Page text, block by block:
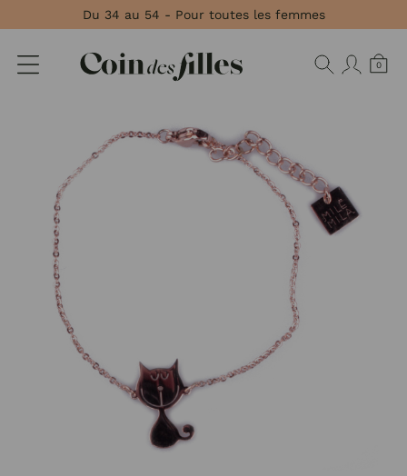
Du 34 au 54 - Pour toutes les femmes
0
Panneau de gestion des cookies